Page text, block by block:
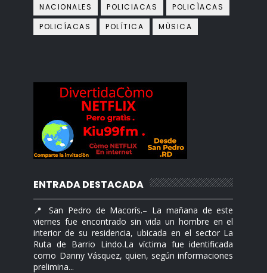
NACIONALES
POLICIACAS
POLICÌACAS
POLICÍACAS
POLÍTICA MÙSICA
ENTRADA DESTACADA
📍 San Pedro de Macorís.– La mañana de este
viernes fue encontrado sin vida un hombre en el
interior de su residencia, ubicada en el sector La
Ruta de Barrio Lindo.La víctima fue identificada
como Danny Vásquez, quien, según informaciones
prelimina...